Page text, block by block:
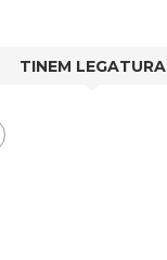
TINEM LEGATURA